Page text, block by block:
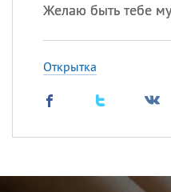
Желаю быть тебе
Открытка